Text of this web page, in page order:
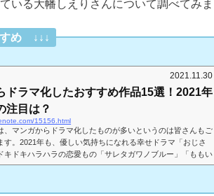
いる大幡しえりさんについて調べてみ
め ↓↓↓
2021.11.30
ドラマ化したおすすめ作品15選！2021年
注目は？
15156.html
、マンガからドラマ化したものが多いというのは皆さんもご
す。2021年も、優しい気持ちになれる幸せドラマ「おじさ
キドキハラハラの恋愛もの「サレタガワノブルー」「ももい
らいろ」など、いろいろな作品がドラマ化されました。今